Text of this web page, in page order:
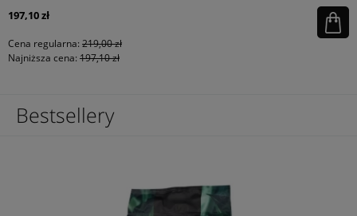
197,10 zł
Cena regularna: 219,00 zł
Najniższa cena: 197,10 zł
Bestsellery